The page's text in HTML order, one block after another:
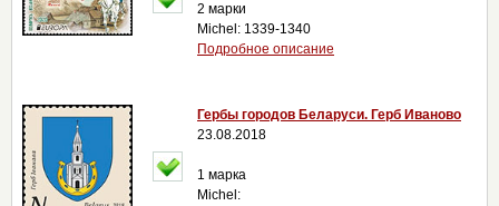
2 марки
Michel: 1339-1340
Подробное описание
Гербы городов Беларуси. Герб Иваново
23.08.2018
1 марка
Michel: